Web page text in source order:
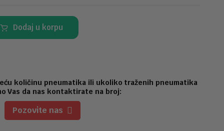
Dodaj u korpu
količinu pneumatika ili ukoliko traženih pneumatika
Vas da nas kontaktirate na broj:
Pozovite nas